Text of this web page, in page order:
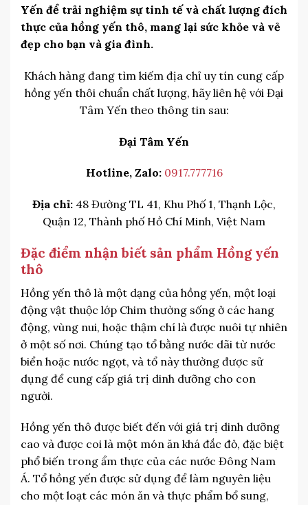
Yến để trải nghiệm sự tinh tế và chất lượng đích
thực của hồng yến thô, mang lại sức khỏe và vẻ
đẹp cho bạn và gia đình.
Khách hàng đang tìm kiếm địa chỉ uy tín cung cấp
hồng yến thôi chuẩn chất lượng, hãy liên hệ với Đại
Tâm Yến theo thông tin sau:
Đại Tâm Yến
Hotline, Zalo: 0917.777716
Địa chỉ: 48 Đường TL 41, Khu Phố 1, Thạnh Lộc,
Quận 12, Thành phố Hồ Chí Minh, Việt Nam
Đặc điểm nhận biết sản phẩm Hồng yến
thô
Hồng yến thô là một dạng của hồng yến, một loại
động vật thuộc lớp Chim thường sống ở các hang
động, vùng nui, hoặc thậm chí là được nuôi tự nhiên
ở một số nơi. Chúng tạo tổ bằng nước dãi từ nước
biển hoặc nước ngọt, và tổ này thường được sử
dụng để cung cấp giá trị dinh dưỡng cho con
người.
Hồng yến thô được biết đến với giá trị dinh dưỡng
cao và được coi là một món ăn khá đắc đỏ, đặc biệt
phổ biến trong ẩm thực của các nước Đông Nam
Á. Tổ hồng yến được sử dụng để làm nguyên liệu
cho một loạt các món ăn và thực phẩm bổ sung,